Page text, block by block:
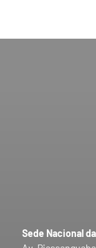
Sede Nacional